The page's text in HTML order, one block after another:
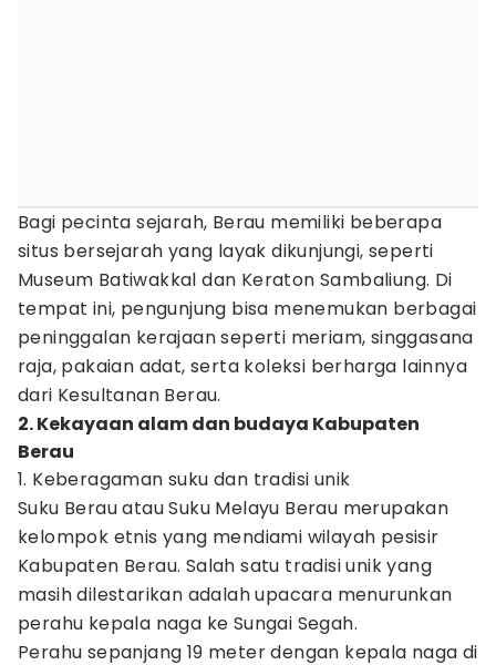
Bagi pecinta sejarah, Berau memiliki beberapa
situs bersejarah yang layak dikunjungi, seperti
Museum Batiwakkal dan Keraton Sambaliung. Di
tempat ini, pengunjung bisa menemukan berbagai
peninggalan kerajaan seperti meriam, singgasana
raja, pakaian adat, serta koleksi berharga lainnya
dari Kesultanan Berau.
2. Kekayaan alam dan budaya Kabupaten
Berau
1. Keberagaman suku dan tradisi unik
Suku Berau atau Suku Melayu Berau merupakan
kelompok etnis yang mendiami wilayah pesisir
Kabupaten Berau. Salah satu tradisi unik yang
masih dilestarikan adalah upacara menurunkan
perahu kepala naga ke Sungai Segah.
Perahu sepanjang 19 meter dengan kepala naga di